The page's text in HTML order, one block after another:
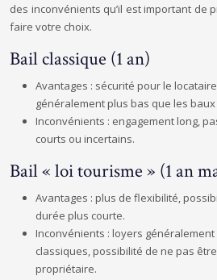
des inconvénients qu’il est important de
faire votre choix.
Bail classique (1 an)
Avantages : sécurité pour le
généralement plus bas que les baux
Inconvénients : engagement long,
courts ou incertains.
Bail « loi tourisme » (1 an
Avantages : plus de flexibilité,
durée plus courte.
Inconvénients : loyers
classiques, possibilité de ne pas
propriétaire.